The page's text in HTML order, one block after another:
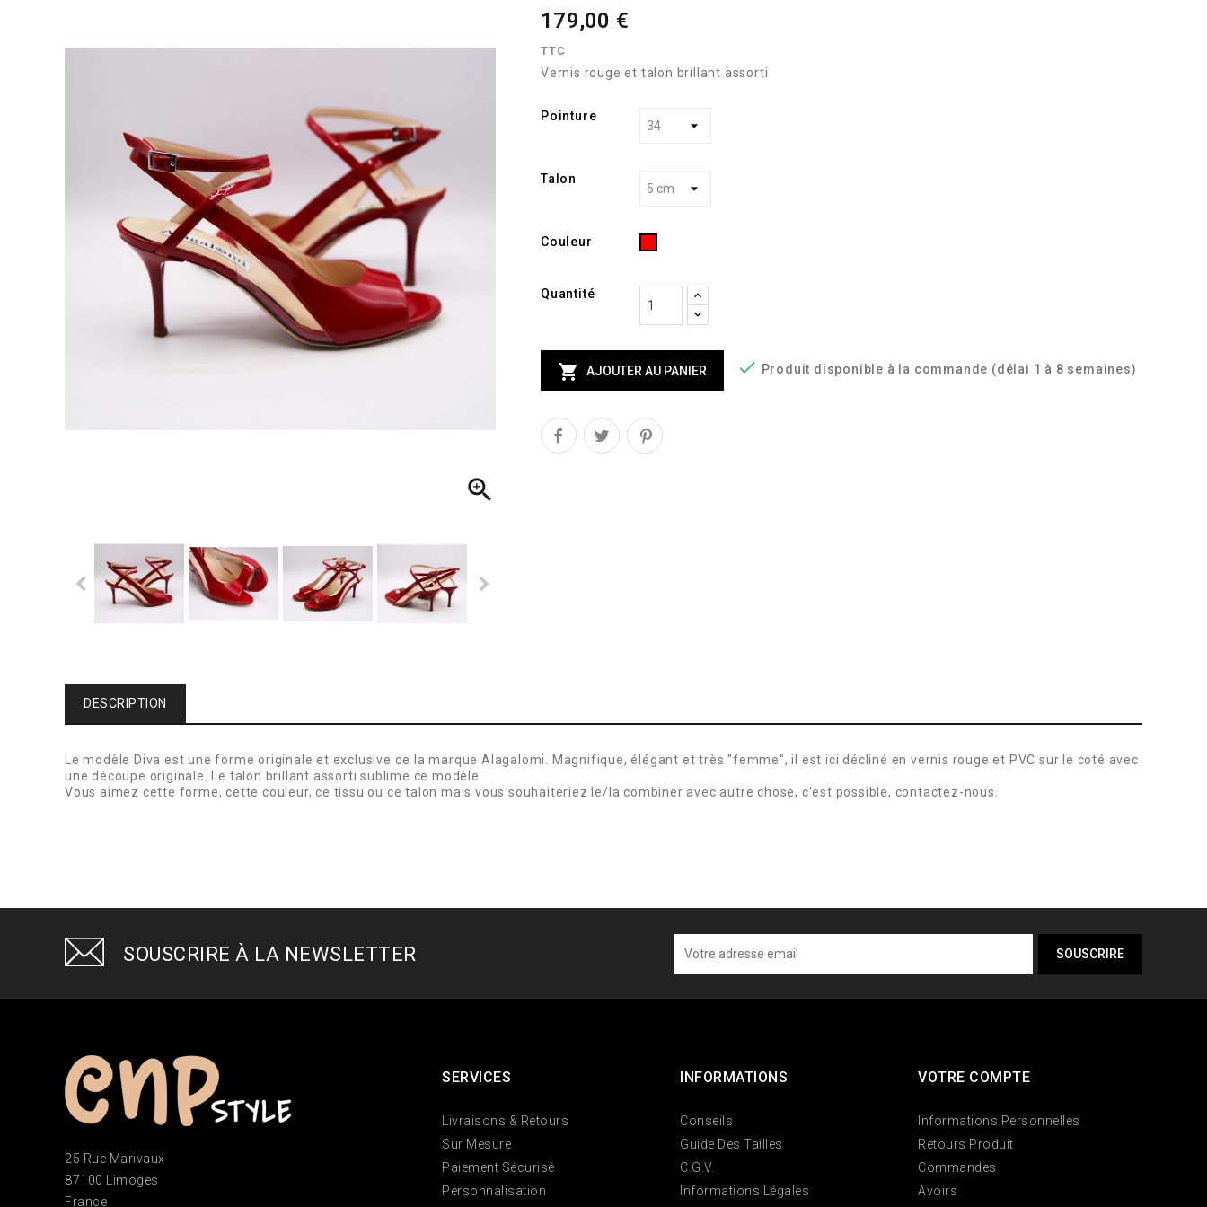

179,00 €
TTC
Vernis rouge et talon brillant assorti
Pointure
Talon
Couleur Rouge
Quantité
 AJOUTER AU PANIER  Produit disponible à la commande (délai 1 à 8 semaines)
DESCRIPTION
Le modèle Diva est une forme originale et exclusive de la marque Alagalomi. Magnifique, élégant et très "femme", il est ici décliné en vernis rouge et PVC sur le coté avec
une découpe originale. Le talon brillant assorti sublime ce modèle.
Vous aimez cette forme, cette couleur, ce tissu ou ce talon mais vous souhaiteriez le/la combiner avec autre chose, c'est possible, contactez-nous.
SOUSCRIRE À LA NEWSLETTER
VOTRE COMPTE
Informations Personnelles
Retours Produit
Commandes
Avoirs
INFORMATIONS
Conseils
Guide Des Tailles
C.G.V.
Informations Légales
SERVICES
Livraisons & Retours
Sur Mesure
Paiement Sécurisé
Personnalisation
25 Rue Marivaux
87100 Limoges
France